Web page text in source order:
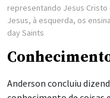
representando Jesus
Jesus, à esquerda, os
day Saints
Anderson concluiu